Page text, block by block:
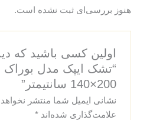
هنوز بررسی‌ای ثبت نشده است.
اولین کسی باشید که
“تشک ایپک مدل بوراک
200×140 سانتیمتر”
نشانی ایمیل شما منتشر
علامت‌گذاری شده‌اند*